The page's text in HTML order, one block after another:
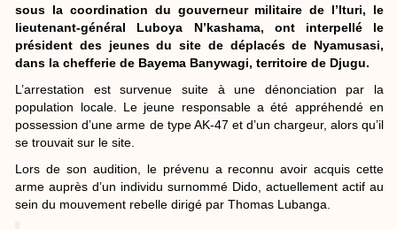
sous la coordination du gouverneur militaire de l’Ituri, le
lieutenant-général Luboya N’kashama, ont interpellé le
président des jeunes du site de déplacés de Nyamusasi,
dans la chefferie de Bayema Banywagi, territoire de Djugu.
L’arrestation est survenue suite à une dénonciation par la
population locale. Le jeune responsable a été appréhendé en
possession d’une arme de type AK-47 et d’un chargeur, alors qu’il
se trouvait sur le site.
Lors de son audition, le prévenu a reconnu avoir acquis cette
arme auprès d’un individu surnommé Dido, actuellement actif au
sein du mouvement rebelle dirigé par Thomas Lubanga.